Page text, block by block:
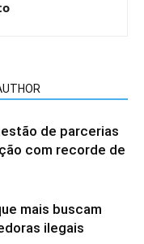
de parcerias
com recorde de
mais buscam
ilegais